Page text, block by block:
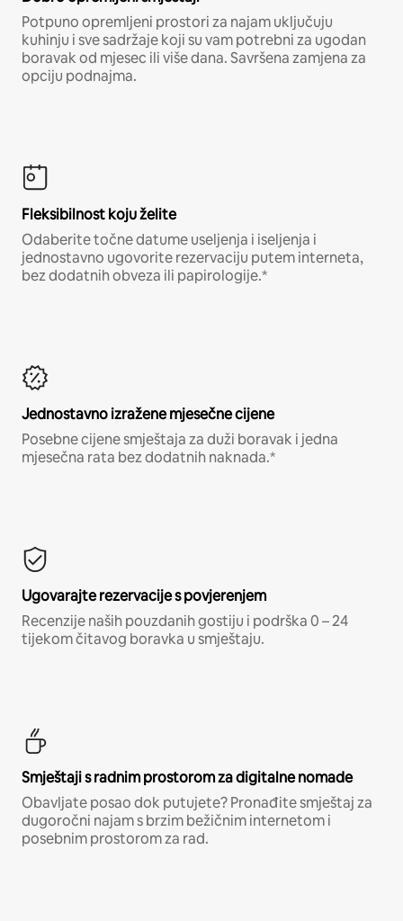
Potpuno opremljeni prostori za najam uključuju
kuhinju i sve sadržaje koji su vam potrebni za ugodan
boravak od mjesec ili više dana. Savršena zamjena za
opciju podnajma.
Fleksibilnost koju želite
Odaberite točne datume useljenja i iseljenja i
jednostavno ugovorite rezervaciju putem interneta,
bez dodatnih obveza ili papirologije.*
Jednostavno izražene mjesečne cijene
Posebne cijene smještaja za duži boravak i jedna
mjesečna rata bez dodatnih naknada.*
Ugovarajte rezervacije s povjerenjem
Recenzije naših pouzdanih gostiju i podrška 0 – 24
tijekom čitavog boravka u smještaju.
Smještaji s radnim prostorom za digitalne nomade
Obavljate posao dok putujete? Pronađite smještaj za
dugoročni najam s brzim bežičnim internetom i
posebnim prostorom za rad.